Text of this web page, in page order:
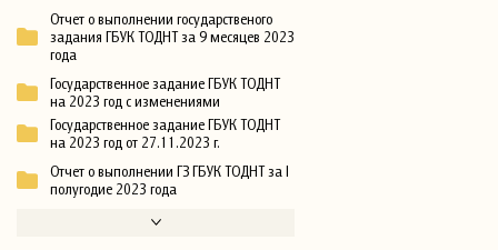
Отчет о выполнении государственого
задания ГБУК ТОДНТ за 9 месяцев 2023
года
Государственное задание ГБУК ТОДНТ
на 2023 год с изменениями
Государственное задание ГБУК ТОДНТ
на 2023 год от 27.11.2023 г.
Отчет о выполнении ГЗ ГБУК ТОДНТ за I
полугодие 2023 года